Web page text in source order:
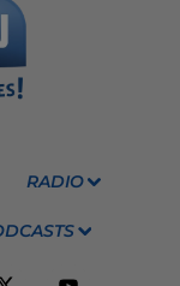
RADIO